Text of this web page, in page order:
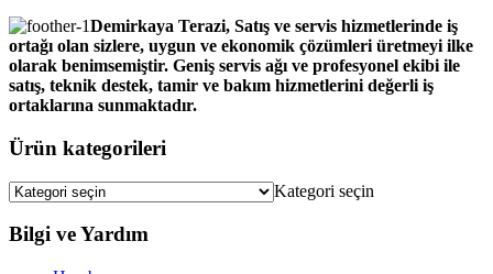
Demirkaya Terazi, Satış ve servis hizmetlerinde iş
ortağı olan sizlere, uygun ve ekonomik çözümleri üretmeyi ilke
olarak benimsemiştir. Geniş servis ağı ve profesyonel ekibi ile
satış, teknik destek, tamir ve bakım hizmetlerini değerli iş
ortaklarına sunmaktadır.
Ürün kategorileri
Kategori seçin
Bilgi ve Yardım